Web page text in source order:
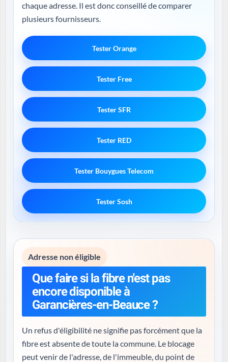
chaque adresse. Il est donc conseillé de comparer
plusieurs fournisseurs.
Tester Orange
Tester Free
Tester SFR
Tester RED
Tester Bouygues Telecom
Tester Sosh
Adresse non éligible
Que faire si la fibre n'est pas
encore disponible à
Garancières-en-Beauce ?
Un refus d'éligibilité ne signifie pas forcément que la
fibre est absente de toute la commune. Le blocage
peut venir de l'adresse, de l'immeuble, du point de